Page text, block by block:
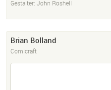
Gestalter: John Roshell
Brian Bolland
Comicraft